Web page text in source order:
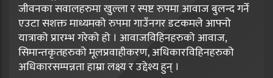
जीवनका सवालहरुमा खुल्ला र स्पष्ट रुपमा आवाज बुलन्द गर्ने
एउटा सशक्त माध्यमको रुपमा गाउँनगर डटकमले आफ्नो
यात्राको प्रारम्भ गरेको हो । आवाजविहिनहरुको आवाज,
सिमान्तकृतहरुको मूलप्रवाहीकरण, अधिकारविहिनहरुको
अधिकारसम्पन्नता हाम्रा लक्ष्य र उद्देश्य हुन् ।